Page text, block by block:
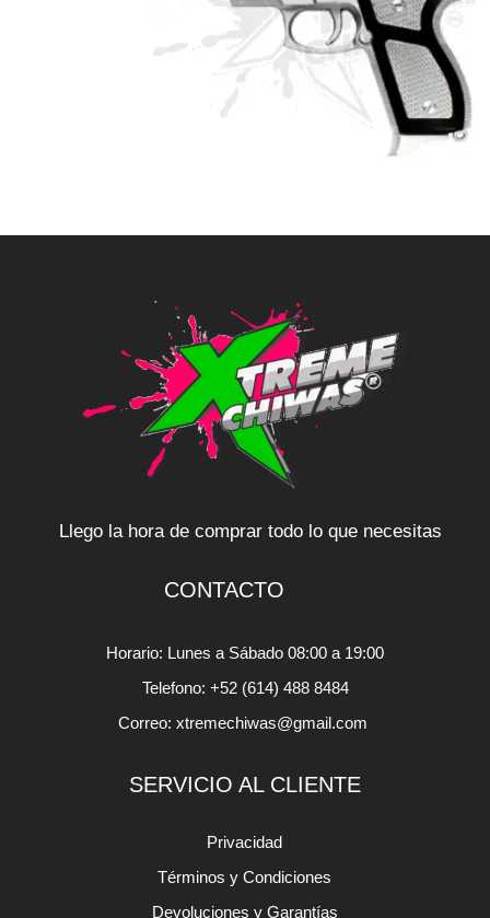
Llego la hora de comprar todo lo que necesitas
CONTACTO
Horario: Lunes a Sábado 08:00 a 19:00
Telefono: +52 (614) 488 8484
Correo: xtremechiwas@gmail.com
SERVICIO AL CLIENTE
Privacidad
Términos y Condiciones
Devoluciones y Garantías